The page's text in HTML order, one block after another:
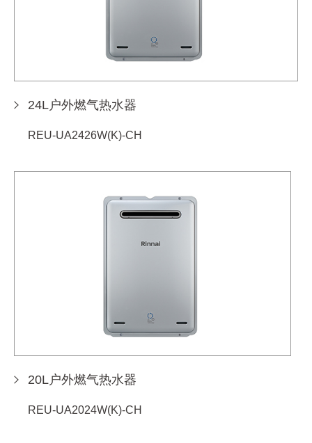
24L户外燃气热水器
REU-UA2426W(K)-CH
20L户外燃气热水器
REU-UA2024W(K)-CH